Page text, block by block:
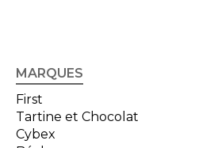
MARQUES
First
Tartine et Chocolat
Cybex